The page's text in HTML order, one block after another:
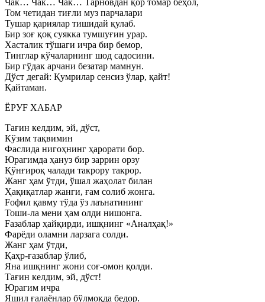
Чак… Чак… Чак… Тарновдан қор томар беҳол,
Том четидан тиғли муз парчалари
Тушар қариялар тишидай қулаб.
Бир зоғ қоқ суякка тумшуғин урар.
Хасталик тўшаги ичра бир бемор,
Тинглар кўчаларнинг шод садосини.
Бир гўдак арчани безатар мамнун.
Дўст дегай: Қумрилар сенсиз ўлар, қайт!
Қайтаман.
ЁРУF ХАБАР
Тағин келдим, эй, дўст,
Кўзим тақвимин
Фаслида нигоҳнинг ҳарорати бор.
Юрагимда ҳануз бир заррин орзу
Қўнғироқ чалади такрору такрор.
Жанг ҳам ўтди, ўшал жаҳолат билан
Ҳақиқатлар жанги, ғам солиб жонга.
Fофил қавму тўда ўз лаънатининг
Тоши-ла мени ҳам олди нишонга.
Fазаблар ҳайқирди, ишқнинг «Аналҳақ!»
Фарёди оламни ларзага солди.
Жанг ҳам ўтди,
Қаҳр-ғазаблар ўлиб,
Яна ишқнинг жони соғ-омон қолди.
Тағин келдим, эй, дўст!
Юрагим ичра
Яшил ғалаёнлар бўлмоқда бедор.